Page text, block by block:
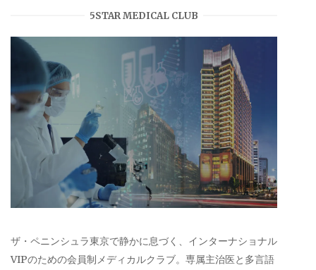
5STAR MEDICAL CLUB
ザ・ペニンシュラ東京で静かに息づく、インターナショナル
VIPのための会員制メディカルクラブ。専属主治医と多言語